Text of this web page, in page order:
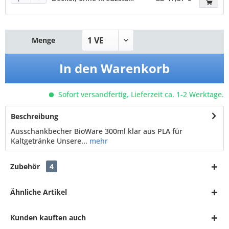
Menge
In den Warenkorb
Sofort versandfertig, Lieferzeit ca. 1-2 Werktage.
Beschreibung
Ausschankbecher BioWare 300ml klar aus PLA für
Kaltgetränke Unsere... mehr
Zubehör 4
Ähnliche Artikel
Kunden kauften auch